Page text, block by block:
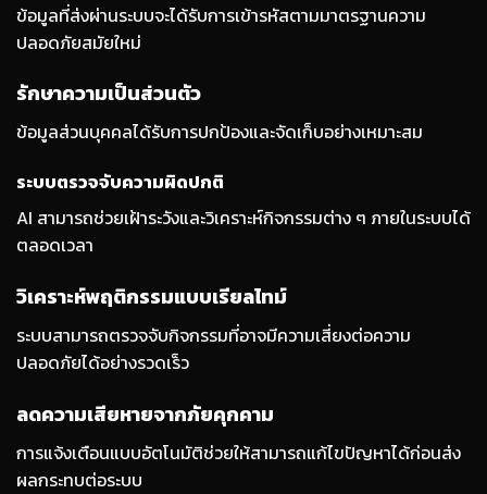
ข้อมูลที่ส่งผ่านระบบจะได้รับการเข้ารหัสตามมาตรฐานความ
ปลอดภัยสมัยใหม่
รักษาความเป็นส่วนตัว
ข้อมูลส่วนบุคคลได้รับการปกป้องและจัดเก็บอย่างเหมาะสม
ระบบตรวจจับความผิดปกติ
AI สามารถช่วยเฝ้าระวังและวิเคราะห์กิจกรรมต่าง ๆ ภายในระบบได้
ตลอดเวลา
วิเคราะห์พฤติกรรมแบบเรียลไทม์
ระบบสามารถตรวจจับกิจกรรมที่อาจมีความเสี่ยงต่อความ
ปลอดภัยได้อย่างรวดเร็ว
ลดความเสียหายจากภัยคุกคาม
การแจ้งเตือนแบบอัตโนมัติช่วยให้สามารถแก้ไขปัญหาได้ก่อนส่ง
ผลกระทบต่อระบบ